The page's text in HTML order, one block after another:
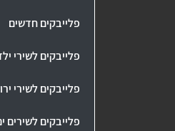
פלייבקים חדשים
פלייבקים לשירי
פלייבקים לשירי
פלייבקים לשירים